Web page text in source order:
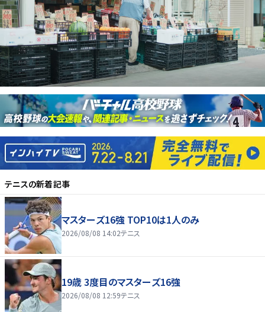
テニスの新着記事
マスターズ16強 TOP10は1人のみ
2026/08/08 14:02テニス
19歳 3度目のマスターズ16強
2026/08/08 12:59テニス